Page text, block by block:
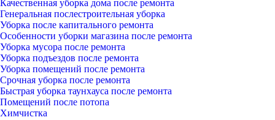
Качественная уборка дома после ремонта
Генеральная послестроительная уборка
Уборка после капитального ремонта
Особенности уборки магазина после ремонта
Уборка мусора после ремонта
Уборка подъездов после ремонта
Уборка помещений после ремонта
Срочная уборка после ремонта
Быстрая уборка таунхауса после ремонта
Помещений после потопа
Химчистка